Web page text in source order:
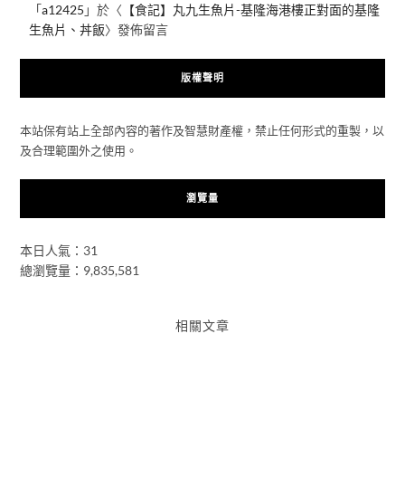
「a12425 」於〈 【食記】丸九生魚片-基隆海港樓正對面的基隆
生魚片、丼飯〉發佈留言
版權聲明
本站保有站上全部內容的著作及智慧財產權，禁止任何形式的重製，以
及合理範圍外之使用。
瀏覽量
本日人氣：31
總瀏覽量：9,835,581
相關文章